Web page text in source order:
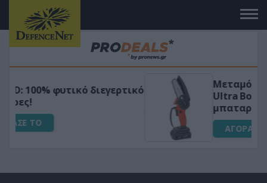
Μεταμόρφωσε τον κήπο σου με το
Ultra Box Μίνι Αλυσοπρίονο με